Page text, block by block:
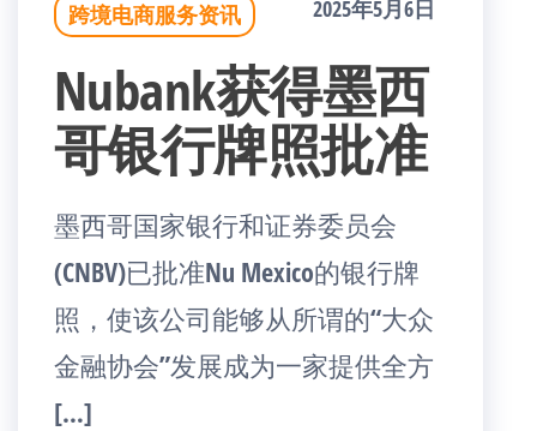
跨境电商服务资讯 2025年5月6日
Nubank获得墨西
哥银行牌照批准
墨西哥国家银行和证券委员会
(CNBV)已批准Nu Mexico的银行牌
照，使该公司能够从所谓的“大众
金融协会”发展成为一家提供全方
[…]